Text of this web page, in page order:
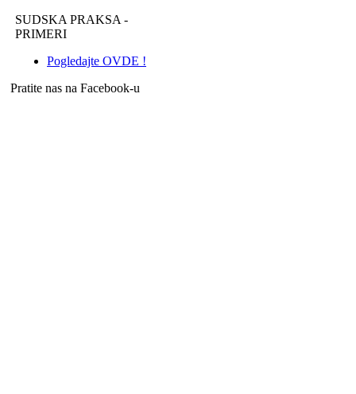
SUDSKA PRAKSA -
PRIMERI
Pogledajte OVDE !
Pratite nas na Facebook-u